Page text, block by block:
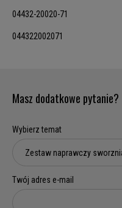
04432-20020-71
044322002071
Masz dodatkowe pytanie?